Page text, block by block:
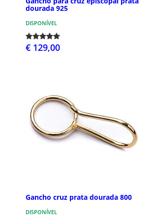
dourada 925
DISPONÍVEL
€ 129,00
Gancho cruz prata dourada 800
DISPONÍVEL